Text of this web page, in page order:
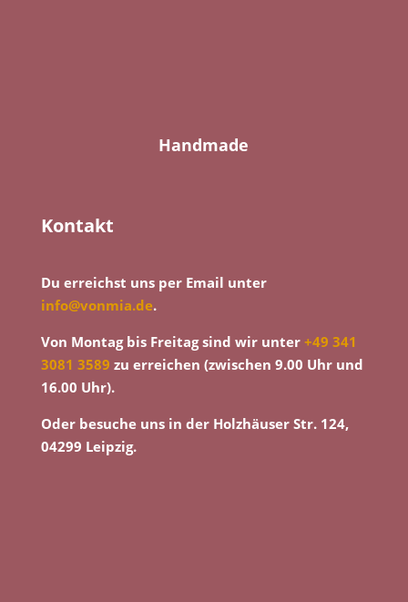
Handmade
Kontakt
Du erreichst uns per Email unter
info@vonmia.de.
Von Montag bis Freitag sind wir unter +49 341
3081 3589 zu erreichen (zwischen 9.00 Uhr und
16.00 Uhr).
Oder besuche uns in der Holzhäuser Str. 124,
04299 Leipzig.